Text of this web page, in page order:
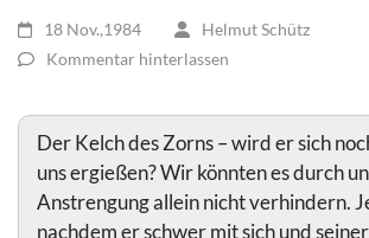
18 Nov.,1984
Helmut Schütz
Kommentar hinterlassen
Der Kelch des Zorns – wird er sich
uns ergießen? Wir könnten es durch
Anstrengung allein nicht verhindern.
nachdem er schwer mit sich und